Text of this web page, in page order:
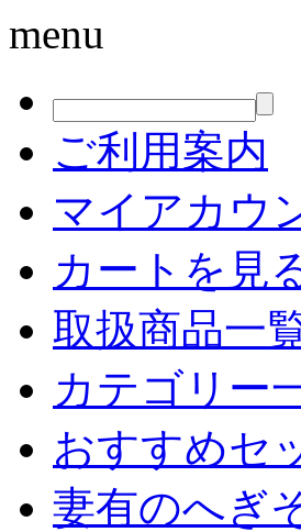
menu
ご利用案内
マイアカウ
カートを見
取扱商品一
カテゴリー
おすすめセ
妻有のへぎ